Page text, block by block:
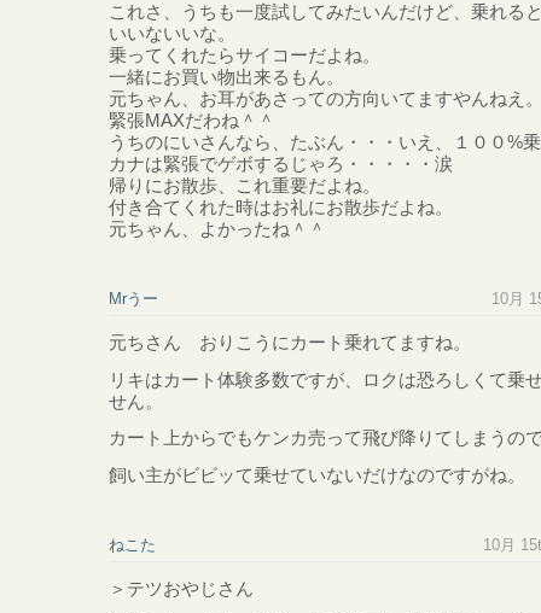
これさ、うちも一度試してみたいんだけど、乗れる
いいないいな。
乗ってくれたらサイコーだよね。
一緒にお買い物出来るもん。
元ちゃん、お耳があさっての方向いてますやんねえ
緊張MAXだわね＾＾
うちのにいさんなら、たぶん・・・いえ、１００%
カナは緊張でゲボするじゃろ・・・・・涙
帰りにお散歩、これ重要だよね。
付き合てくれた時はお礼にお散歩だよね。
元ちゃん、よかったね＾＾
Mrうー 10月
元ちさん おりこうにカート乗れてますね。
リキはカート体験多数ですが、ロクは恐ろしくて乗
せん。
カート上からでもケンカ売って飛び降りてしまうの
飼い主がビビッて乗せていないだけなのですがね。
ねこた 10月
＞テツおやじさん